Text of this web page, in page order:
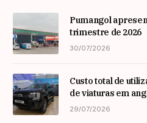
Pumangol
trimestre de 2026
30/07/2026
Custo total de
de viaturas em
29/07/2026